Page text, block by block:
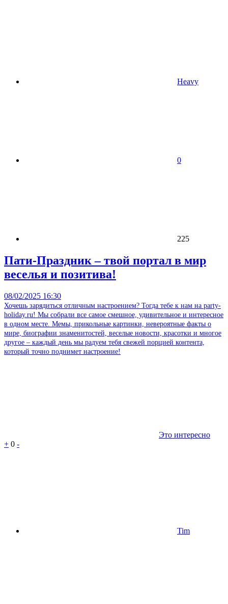
Heavy
0
225
Пати-Праздник – твой портал в мир
веселья и позитива!
08/02/2025 16:30
Хочешь зарядиться отличным настроением? Тогда тебе к нам на party-
holiday.ru! Мы собрали все самое смешное, удивительное и интересное
в одном месте. Мемы, прикольные картинки, невероятные факты о
мире, биографии знаменитостей, веселые новости, красотки и многое
другое – каждый день мы радуем тебя свежей порцией контента,
который точно поднимет настроение!
Это интересно
+ 0 -
Tim